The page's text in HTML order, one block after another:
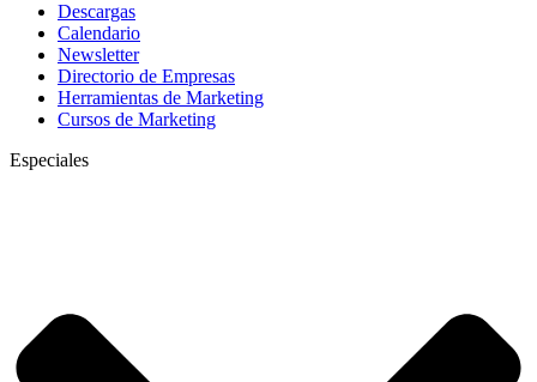
Descargas
Calendario
Newsletter
Directorio de Empresas
Herramientas de Marketing
Cursos de Marketing
Especiales